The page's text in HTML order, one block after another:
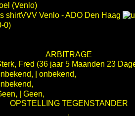
(Venlo)
VVV Venlo -ADO Den Haag
0)
ARBITRAGE
Fred (36 jaar 5 Maanden 23
| onbekend,
| Geen,
OPSTELLING TEGENSTANDER
.